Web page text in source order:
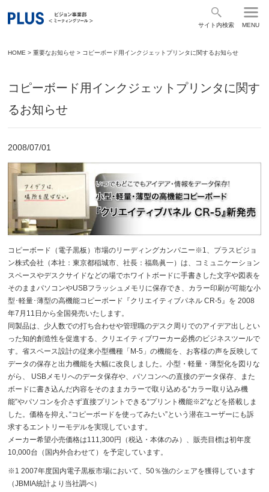
サイト内検索 MENU
HOME >重要なお知らせ > コピーボード用インクジェットプリンタに関するお知らせ
コピーボード用インクジェットプリンタに関す
るお知らせ
2008/07/01
コピーボード（電子黒板）市場のリーディングカンパニー※1、プラスビジョ
ン株式会社（本社：東京都稲城市、社長：福島眞一）は、コミュニケーション
スペースやデスクサイドなどの場でホワイトボードに手書きした文字や図表を
そのままパソコンやUSBフラッシュメモリに保存でき、カラー印刷が可能な小
型･軽量･薄型の高機能コピーボード『クリエイティブパネル CR-5』を 2008
年7月11日から全国発売いたします。
同製品は、少人数での打ち合わせや管理職のデスク周りでのアイデア出しとい
った知的創造性を促進する、クリエイティブワーカー必携のビジネスツールで
す。省スペース設計の従来小型機種「M-5」の機能を、お客様の声を反映して
データの保存と出力機能を大幅に改良しました。小型・軽量・薄型化を図りな
がら、 USBメモリへのデータ保存や、パソコンへの直接のデータ保存、また
ボードに書き込んだ内容をそのままカラーで取り込める“カラー取り込み機
能”やパソコンを介さず直接プリントできる“プリント機能※2”などを搭載しま
した。価格を抑え､“コピーボードを使ってみたい”という潜在ユーザーにも訴
求するエントリーモデルを実現しています。
メーカー希望小売価格は111,300円（税込・本体のみ）、販売目標は初年度
10,000台（国内外合わせて）を予定しています。
※1 2007年度国内電子黒板市場において、50％強のシェアを獲得しています
（JBMIA統計より当社調べ）